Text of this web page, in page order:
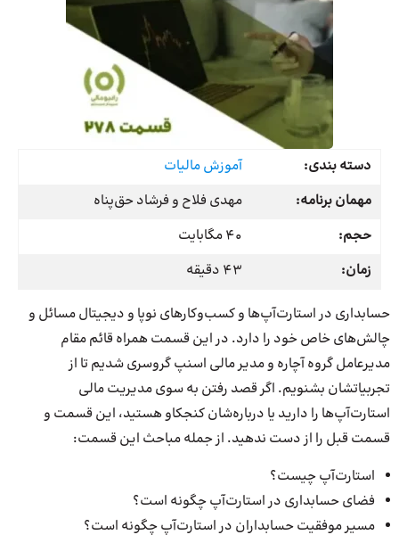
دسته بندی:
آموزش مالیات
مهمان برنامه:
مهدی فلاح و فرشاد حق‌پناه
حجم:
40 مگابایت
زمان:
43 دقیقه
حسابداری در استارت‌آپ‌ها و کسب‌وکارهای نوپا و دیجیتال مسائل و
چالش‌های خاص خود را دارد. در این قسمت همراه قائم مقام
مدیرعامل گروه آچاره و مدیر مالی اسنپ گروسری شدیم تا از
تجربیاتشان بشنویم. اگر قصد رفتن به سوی مدیریت مالی
استارت‌آپ‌ها را دارید یا درباره‌شان کنجکاو هستید، این قسمت و
قسمت قبل را از دست ندهید. از جمله مباحث این قسمت:
استارت‌آپ چیست؟
فضای حسابداری در استارت‌آپ چگونه است؟
مسیر موفقیت حسابداران در استارت‌آپ چگونه است؟